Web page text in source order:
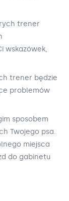
trener
wskazówek,
trener będzie
problemów
sposobem
Twojego psa.
miejsca
do gabinetu